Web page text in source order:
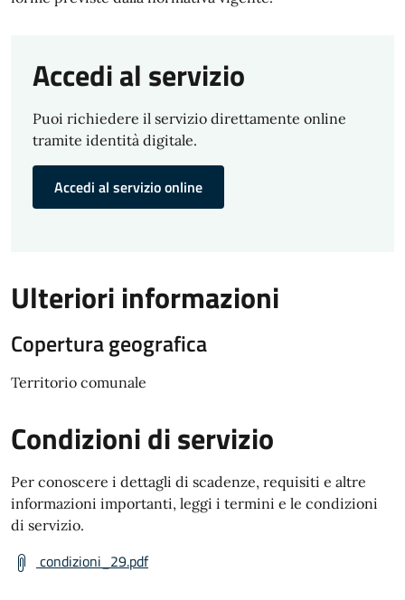
Accedi al servizio
Puoi richiedere il servizio direttamente online
tramite identità digitale.
Accedi al servizio online
Ulteriori informazioni
Copertura geografica
Territorio comunale
Condizioni di servizio
Per conoscere i dettagli di scadenze, requisiti e altre
informazioni importanti, leggi i termini e le condizioni
di servizio.
condizioni_29.pdf